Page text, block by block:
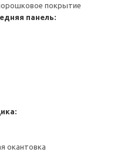
покрытие
панель:
окантовка